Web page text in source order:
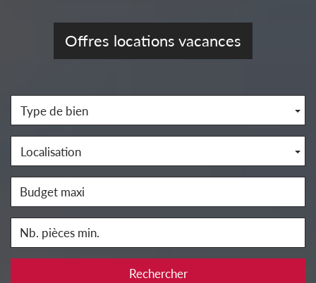
Offres locations vacances
Type de bien
Localisation
Rechercher